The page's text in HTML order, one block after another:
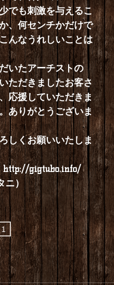
でも刺激を与えるこ
、何センチかだけで
んなうれしいことは
いたアーチストの
ただきましたお客さ
応援していただきま
ありがとうございま
しくお願いいたしま
http://gigtubo.info/
ニ）
1